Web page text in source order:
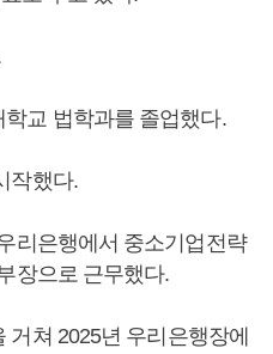
교 법학과를 졸업했다.
작했다.
리은행에서 중소기업전략
장으로 근무했다.
쳐 2025년 우리은행장에